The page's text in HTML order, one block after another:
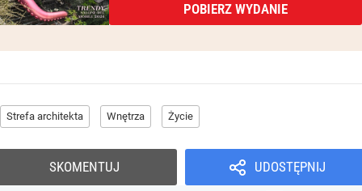
POBIERZ WYDANIE
Strefa architekta Wnętrza Życie
UDOSTĘPNIJ
SKOMENTUJ